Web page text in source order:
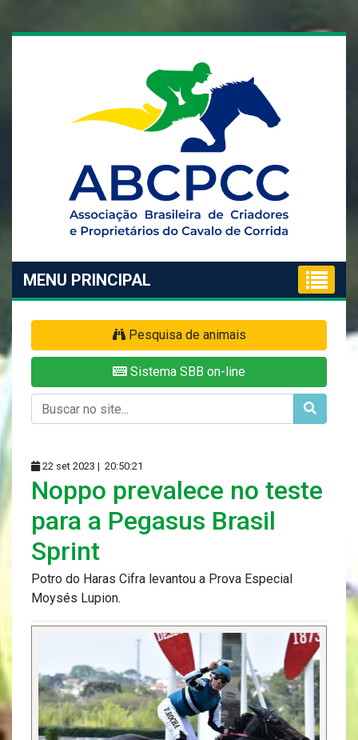
MENU PRINCIPAL
Pesquisa de animais
Sistema SBB on-line
22 set 2023 | 20:50:21
Noppo prevalece no teste
para a Pegasus Brasil
Sprint
Potro do Haras Cifra levantou a Prova Especial
Moysés Lupion.